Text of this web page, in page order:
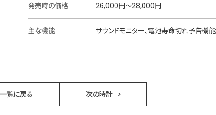
発売時の価格 26,000円〜28,000円
主な機能 サウンドモニター、電池寿命切れ予告機能
一覧に戻る 次の時計